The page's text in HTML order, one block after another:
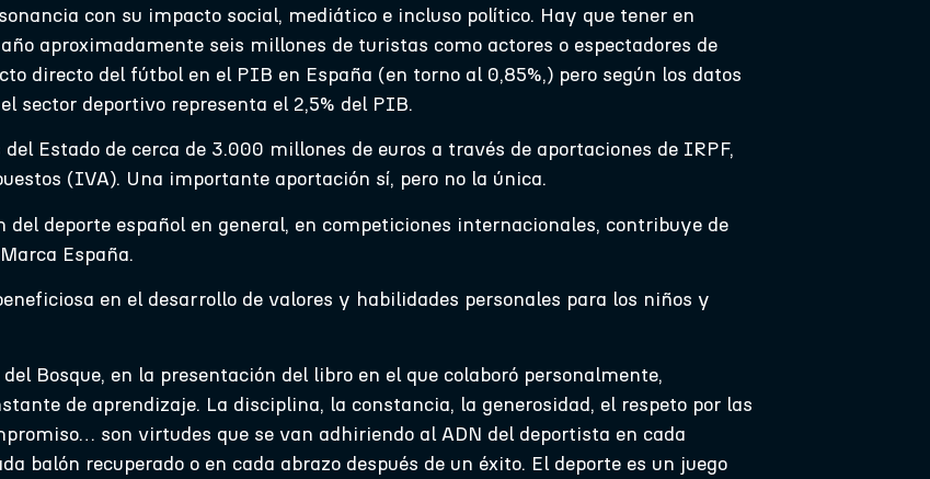
con su impacto social, mediático e incluso político. Hay que tener en
aproximadamente seis millones de turistas como actores o espectadores de
directo del fútbol en el PIB en España (en torno al 0,85%,) pero según los datos
sector deportivo representa el 2,5% del PIB.
Estado de cerca de 3.000 millones de euros a través de aportaciones de IRPF,
(IVA). Una importante aportación sí, pero no la única.
deporte español en general, en competiciones internacionales, contribuye de
España.
en el desarrollo de valores y habilidades personales para los niños y
Bosque, en la presentación del libro en el que colaboró personalmente,
de aprendizaje. La disciplina, la constancia, la generosidad, el respeto por las
son virtudes que se van adhiriendo al ADN del deportista en cada
balón recuperado o en cada abrazo después de un éxito. El deporte es un juego